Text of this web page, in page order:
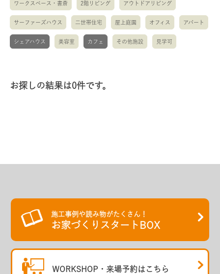
ワークスペース・書斎 2階リビング アウトドアリビング
サーファーズハウス 二世帯住宅 屋上庭園 オフィス アパート
シェアハウス 美容室 カフェ その他施設 見学可
お探しの結果は0件です。
施工事例や読み物がたくさん！
お家づくりスタートBOX
WORKSHOP・ 来場予約はこちら